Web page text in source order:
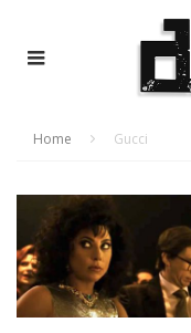
Home Gucci